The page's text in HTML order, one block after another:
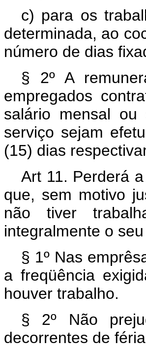
c) para os
determinada, ao
número de dias
§ 2º A
empregados
salário mensal
serviço sejam
(15) dias
Art 11. Perderá
que, sem motivo
não tiver
integralmente o
§ 1º Nas
a freqüência
houver trabalho.
§ 2º Não
decorrentes de